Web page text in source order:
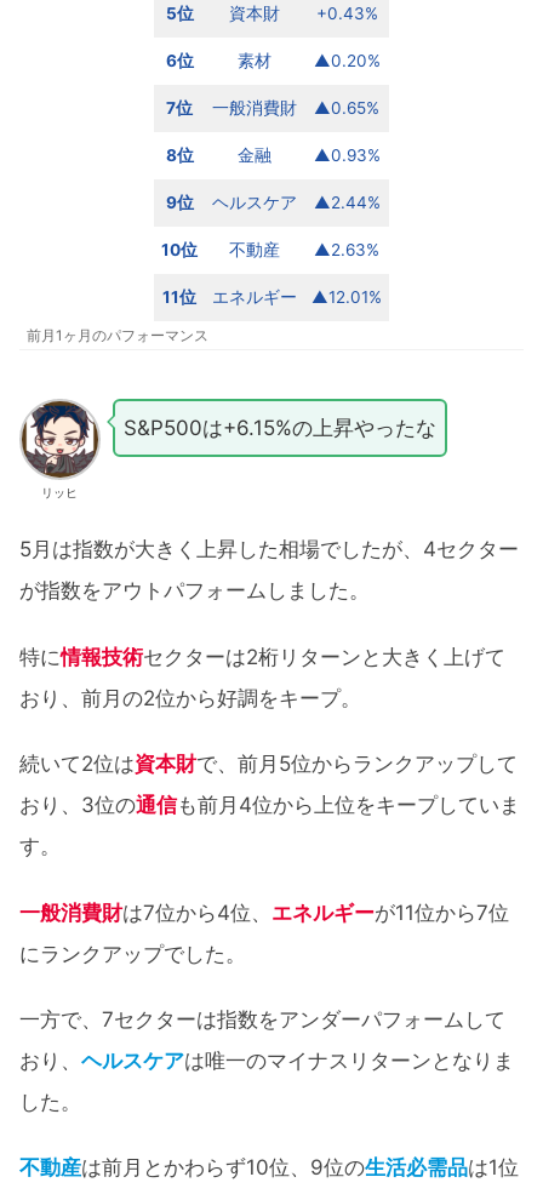
5位 資本財 +0.43%
6位 素材 ▲0.20%
7位 一般消費財 ▲0.65%
8位 金融 ▲0.93%
9位 ヘルスケア ▲2.44%
10位 不動産 ▲2.63%
11位 エネルギー ▲12.01%
前月1ヶ月のパフォーマンス
リッヒ
S&P500は+6.15%の上昇やったな
5月は指数が大きく上昇した相場でしたが、4セクター
が指数をアウトパフォームしました。
特に情報技術セクターは2桁リターンと大きく上げて
おり、前月の2位から好調をキープ。
続いて2位は資本財で、前月5位からランクアップして
おり、3位の通信も前月4位から上位をキープしていま
す。
一般消費財は7位から4位、 エネルギーが11位から7位
にランクアップでした。
一方で、7セクターは指数をアンダーパフォームして
おり、 ヘルスケアは唯一のマイナスリターンとなりま
した。
不動産は前月とかわらず10位、9位の生活必需品は1位